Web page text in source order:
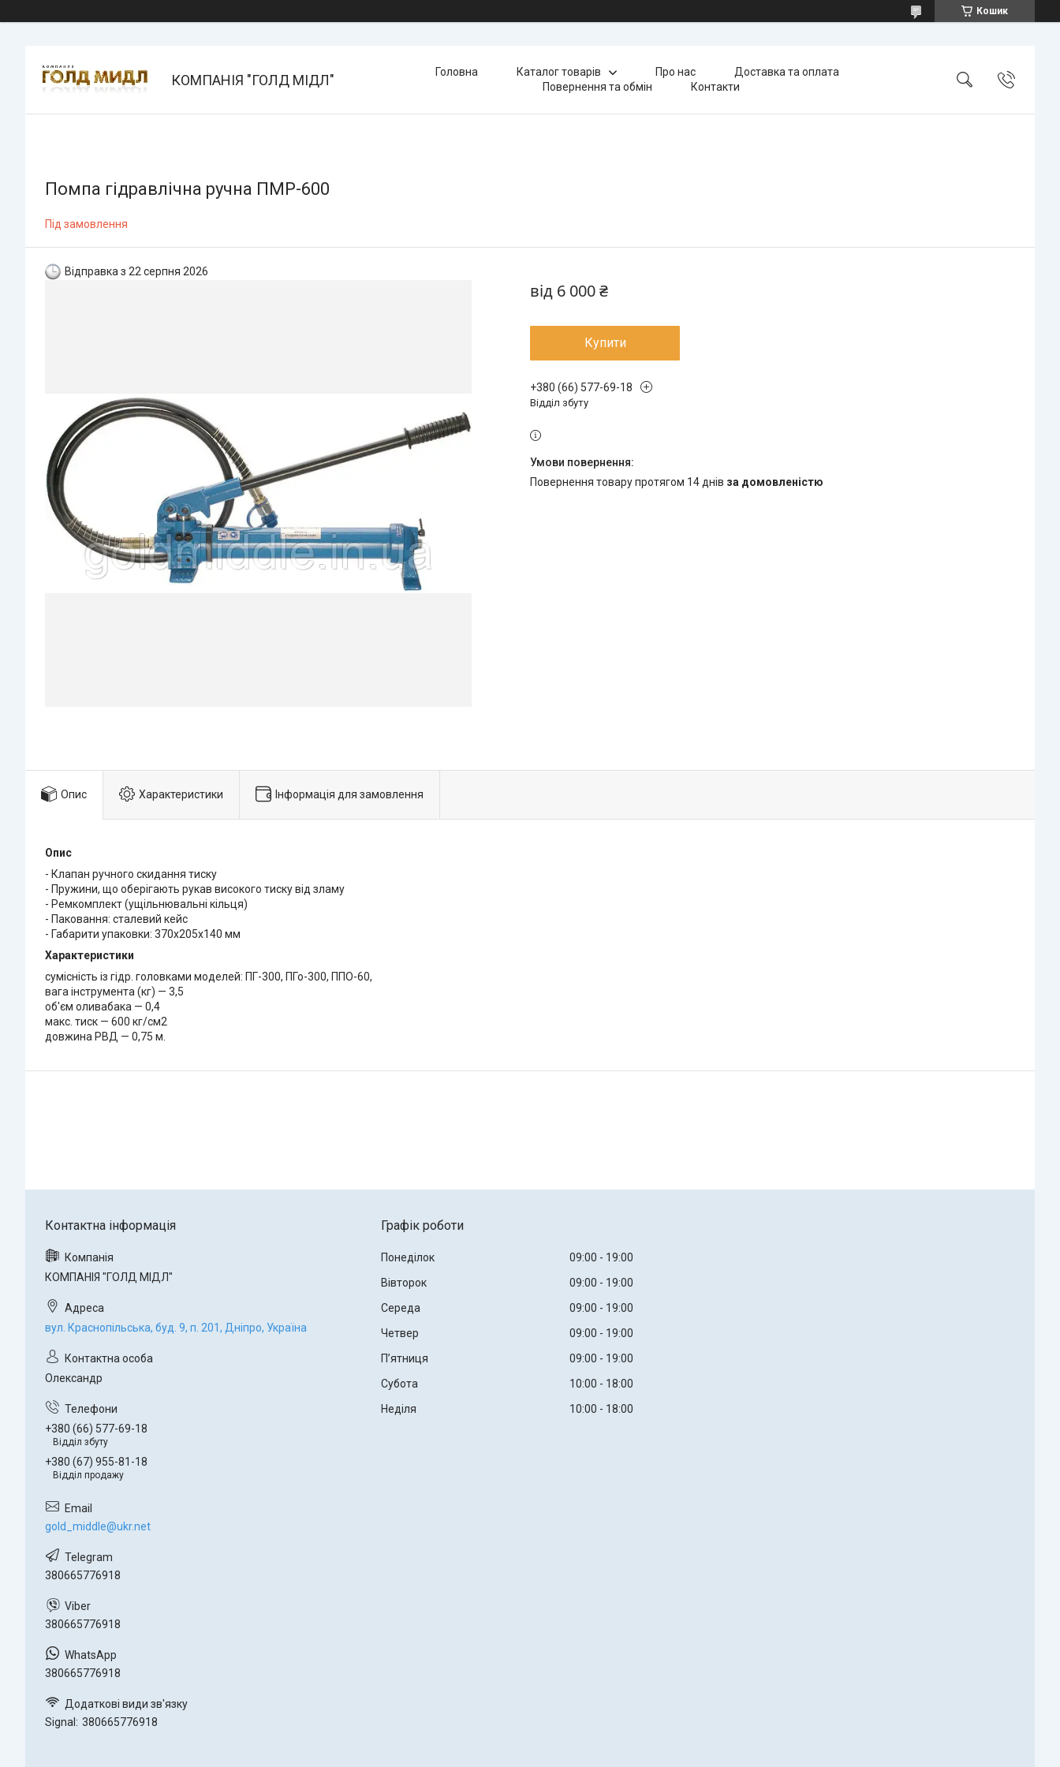
Кошик
КОМПАНІЯ "ГОЛД МІДЛ" Головна Каталог товарів Про нас
Доставка та оплата
Повернення та обмін
Контакти
Помпа гідравлічна ручна ПМР-600
Під замовлення
Відправка з 22 серпня 2026
від 6 000 ₴
Купити
+380 (66) 577-69-18
Відділ збуту
повернення товару протягом 14 днів за домовленістю
Опис Характеристики Інформація для замовлення
Опис
- Клапан ручного скидання тиску
- Пружини, що оберігають рукав високого тиску від зламу
- Ремкомплект (ущільнювальні кільця)
- Паковання: сталевий кейс
- Габарити упаковки: 370х205х140 мм
Характеристики
сумісність із гідр. головками моделей: ПГ-300, ПГо-300, ППО-60,
вага інструмента (кг) — 3,5
об'єм оливабака — 0,4
макс. тиск — 600 кг/см2
довжина РВД — 0,75 м.
КОМПАНІЯ "ГОЛД МІДЛ"
вул. Краснопільська, буд. 9, п. 201, Дніпро, Україна
Олександр
+380 (66) 577-69-18
Відділ збуту
+380 (67) 955-81-18
Відділ продажу
gold_middle@ukr.net
380665776918
380665776918
380665776918
Signal 380665776918
Графік роботи
Понеділок 09:00
19:00
Вівторок
09:00
19:00
Середа
09:00
19:00
Четвер
09:00
19:00
Пʼятниця
09:00
19:00
Субота
10:00
18:00
Неділя
10:00 18:00